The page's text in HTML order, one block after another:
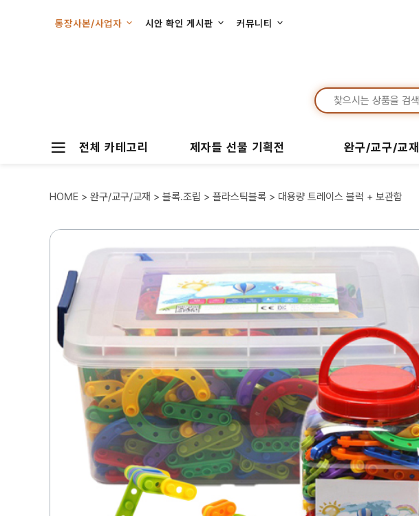
통장사본/사업자 시안 확인 게시판 커뮤니티
전체 카테고리 제자들 선물 기획전 완구/교구/교재
HOME > 완구/교구/교재 > 블록.조립 > 플라스틱블록 > 대용량 트레이스 블럭 + 보관함